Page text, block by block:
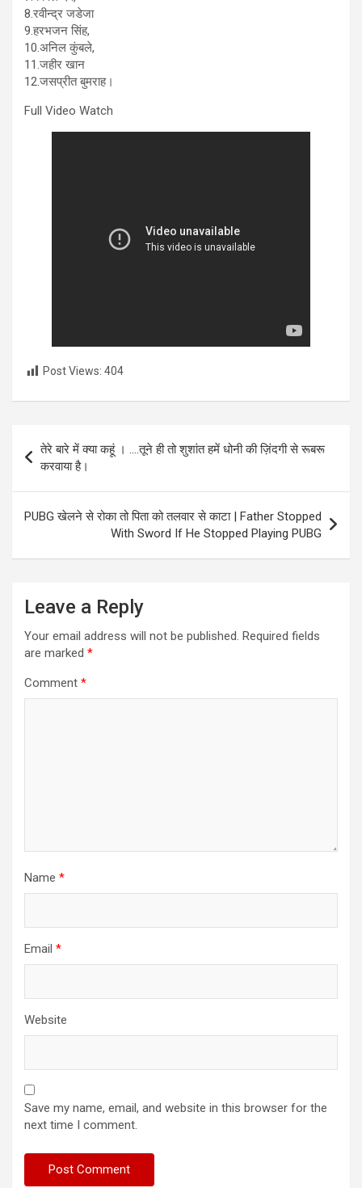
8.रवीन्द्र जडेजा
9.हरभजन सिंह,
10.अनिल कुंबले,
11.जहीर खान
12.जसप्रीत बुमराह।
Full Video Watch
Post Views: 404
Post
navigation
तेरे बारे में क्या कहूं । ….तूने ही तो शुशांत हमें धोनी की ज़िंदगी से रूबरू
करवाया है।
PUBG खेलने से रोका तो पिता को तलवार से काटा | Father Stopped
With Sword If He Stopped Playing PUBG
Leave a Reply
Your email address will not be published. Required fields
are marked *
Comment *
Name *
Email *
Website
Save my name, email, and website in this browser for the
next time I comment.